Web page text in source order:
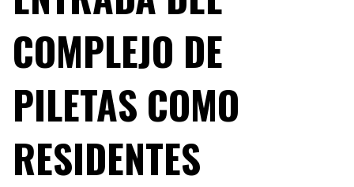
COMPLEJO DE
PILETAS COMO
RESIDENTES